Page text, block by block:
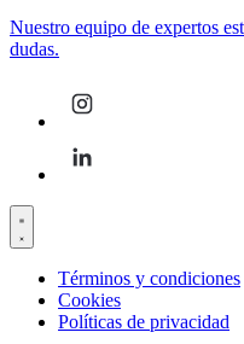
Nuestro equipo de expertos
dudas.
Términos y condiciones
Cookies
Políticas de privacidad